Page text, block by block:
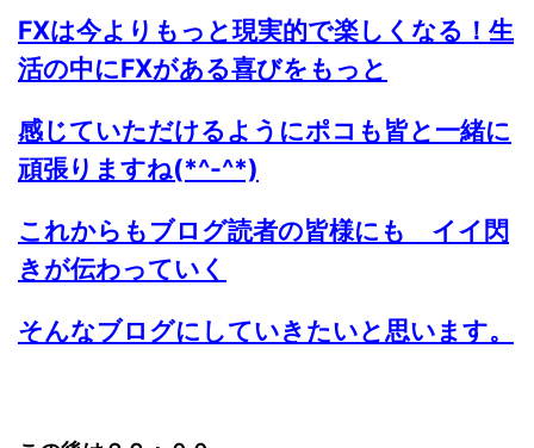
FXは今よりもっと現実的で楽しくなる！生
活の中にFXがある喜びをもっと
感じていただけるようにポコも皆と一緒に
頑張りますね(*^-^*)
これからもブログ読者の皆様にも イイ閃
きが伝わっていく
そんなブログにしていきたいと思います。